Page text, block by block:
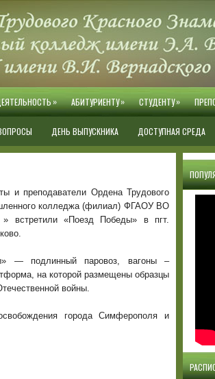
» АБИТУРИЕНТУ» СТУДЕНТУ»
ДЕНЬ ВЫПУСКНИКА ДОСТУПНАЯ СРЕДА
и преподаватели Ордена Трудового
колледжа (филиал) ФГАОУ ВО
встретили «Поезд Победы» в пгт.
— подлинный паровоз, вагоны –
на которой размещены образцы
войны.
города Симферополя и